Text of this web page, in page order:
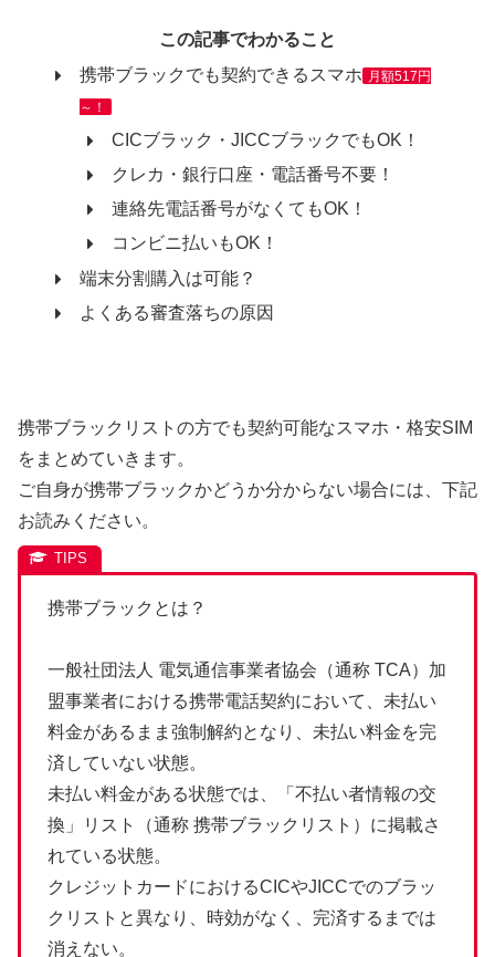
この記事でわかること
携帯ブラックでも契約できるスマホ 月額517円
～！
CICブラック・JICCブラックでもOK！
クレカ・銀行口座・電話番号不要！
連絡先電話番号がなくてもOK！
コンビニ払いもOK！
端末分割購入は可能？
よくある審査落ちの原因
携帯ブラックリストの方でも契約可能なスマホ・格安SIM
をまとめていきます。
ご自身が携帯ブラックかどうか分からない場合には、下記
お読みください。
携帯ブラックとは？
一般社団法人 電気通信事業者協会（通称 TCA）加
盟事業者における携帯電話契約において、未払い
料金があるまま強制解約となり、未払い料金を完
済していない状態。
未払い料金がある状態では、「不払い者情報の交
換」リスト（通称 携帯ブラックリスト）に掲載さ
れている状態。
クレジットカードにおけるCICやJICCでのブラッ
クリストと異なり、時効がなく、完済するまでは
消えない。